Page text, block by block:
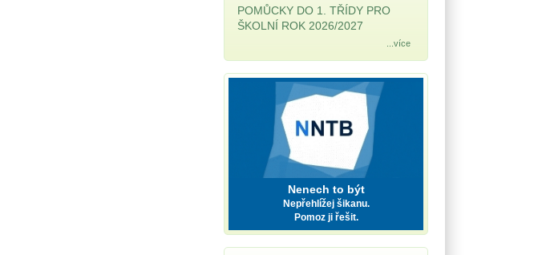
POMŮCKY DO 1. TŘÍDY PRO
ŠKOLNÍ ROK 2026/2027
...více
NNTB
Nenech to být
Nepřehlížej šikanu.
Pomoz ji řešit.